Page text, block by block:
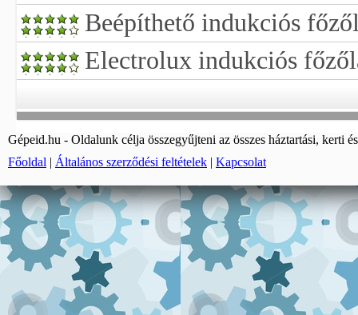
Beépíthető indukciós
Electrolux indukciós
Gépeid.hu - Oldalunk célja összegyűjteni az összes háztartási, kerti
Főoldal | Általános szerződési feltételek | Kapcsolat